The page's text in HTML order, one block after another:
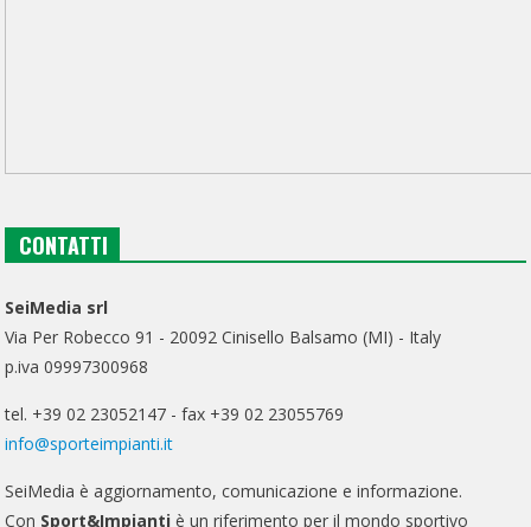
CONTATTI
SeiMedia srl
Via Per Robecco 91 - 20092 Cinisello Balsamo (MI) - Italy
p.iva 09997300968
tel. +39 02 23052147 - fax +39 02 23055769
info@sporteimpianti.it
SeiMedia è aggiornamento, comunicazione e informazione.
Con Sport&Impianti è un riferimento per il mondo sportivo